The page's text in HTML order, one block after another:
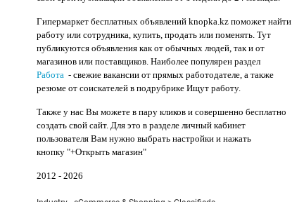
Гипермаркет бесплатных объявлений knopka.kz поможет найти
работу или сотрудника, купить, продать или поменять. Тут
публикуются объявления как от обычных людей, так и от
магазинов или поставщиков. Наиболее популярен раздел
Работа - свежие вакансии от прямых работодателе, а также
резюме от соискателей в подрубрике Ищут работу.
Также у нас Вы можете в пару кликов и совершенно бесплатно
создать свой сайт. Для это в разделе личный кабинет
пользователя Вам нужно выбрать настройки и нажать
кнопку "+Открыть магазин"
2012 - 2026